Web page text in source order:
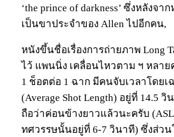
‘the prince of darkness’ ซึ่งหลังจา
เป็นขาประจำของ Allen ไปอีกคน,
หนังขึ้นชื่อเรื่องการถ่ายภาพ Long
ไว้ แพนนิ่ง เคลื่อนไหวตาม ฯ หลา
1 ช็อตต่อ 1 ฉาก มีคนจับเวลาโดยเ
(Average Shot Length) อยู่ที่ 14.5
ถือว่าค่อนข้างยาวแล้วนะครับ
ทศวรรษนั้นอยู่ที่ 6-7 วินาที) ซึ่งส่วน